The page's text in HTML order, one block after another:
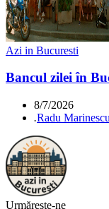
Azi in Bucuresti
Bancul zilei în
8/7/2026
.Radu Marinescu
Urmărește-ne